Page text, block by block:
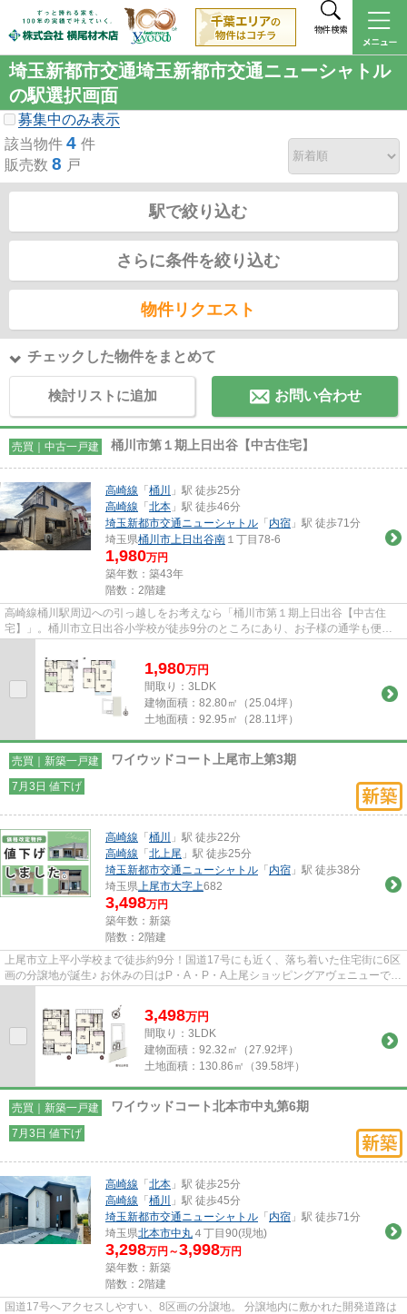
物件検索
埼玉新都市交通埼玉新都市交通ニューシャトル
の駅選択画面
募集中のみ表示
該当物件 4 件
販売数 8 戸
駅で絞り込む
さらに条件を絞り込む
物件リクエスト
チェックした物件をまとめて
検討リストに追加 お問い合わせ
売買｜中古一戸建 桶川市第１期上日出谷【中古住宅】
高崎線 「桶川
」駅 徒歩25分
高崎線 「北本 」駅 徒歩46分
埼玉新都市交通ニューシャトル 「内宿 」駅 徒歩71分
埼玉県桶川市 上日出谷南 １丁目78-6
1,980万円
築年数：築43年
階数：2階建
高崎線桶川駅周辺への引っ越しをお考えなら「桶川市第１期上日出谷【中古住
宅】」。桶川市立日出谷小学校が徒歩9分のところにあり、お子様の通学も便利
です。追い焚き機能付きですので...
1,980万円
間取り：3LDK
建物面積： 82.80㎡（25.04坪）
土地面積： 92.95㎡（28.11坪）
売買｜新築一戸建 ワイウッドコート上尾市上第3期
7月3日 値下げ
高崎線 「桶川
」駅 徒歩22分
高崎線 「北上尾 」駅 徒歩25分
埼玉新都市交通ニューシャトル 「内宿 」駅 徒歩38分
埼玉県 上尾市大字上682
3,498万円
築年数：新築
階数：2階建
上尾市立上平小学校まで徒歩約9分！国道17号にも近く、落ち着いた住宅街に6区
画の分譲地が誕生♪ お休みの日はP・A・P・A上尾ショッピングアヴェニューでシ
ョッピングを楽しめます。 ま...
3,498万円
間取り：3LDK
建物面積： 92.32㎡（27.92坪）
土地面積： 130.86㎡（39.58坪）
売買｜新築一戸建 ワイウッドコート北本市中丸第6期
7月3日 値下げ
高崎線 「北本 」駅 徒歩25分
高崎線 「桶川
」駅 徒歩45分
埼玉新都市交通ニューシャトル 「内宿 」駅 徒歩71分
埼玉県北本市中丸 ４丁目90(現地)
3,298万円～3,998万円
築年数：新築
階数：2階建
国道17号へアクセスしやすい、8区画の分譲地。 分譲地内に敷かれた開発道路は